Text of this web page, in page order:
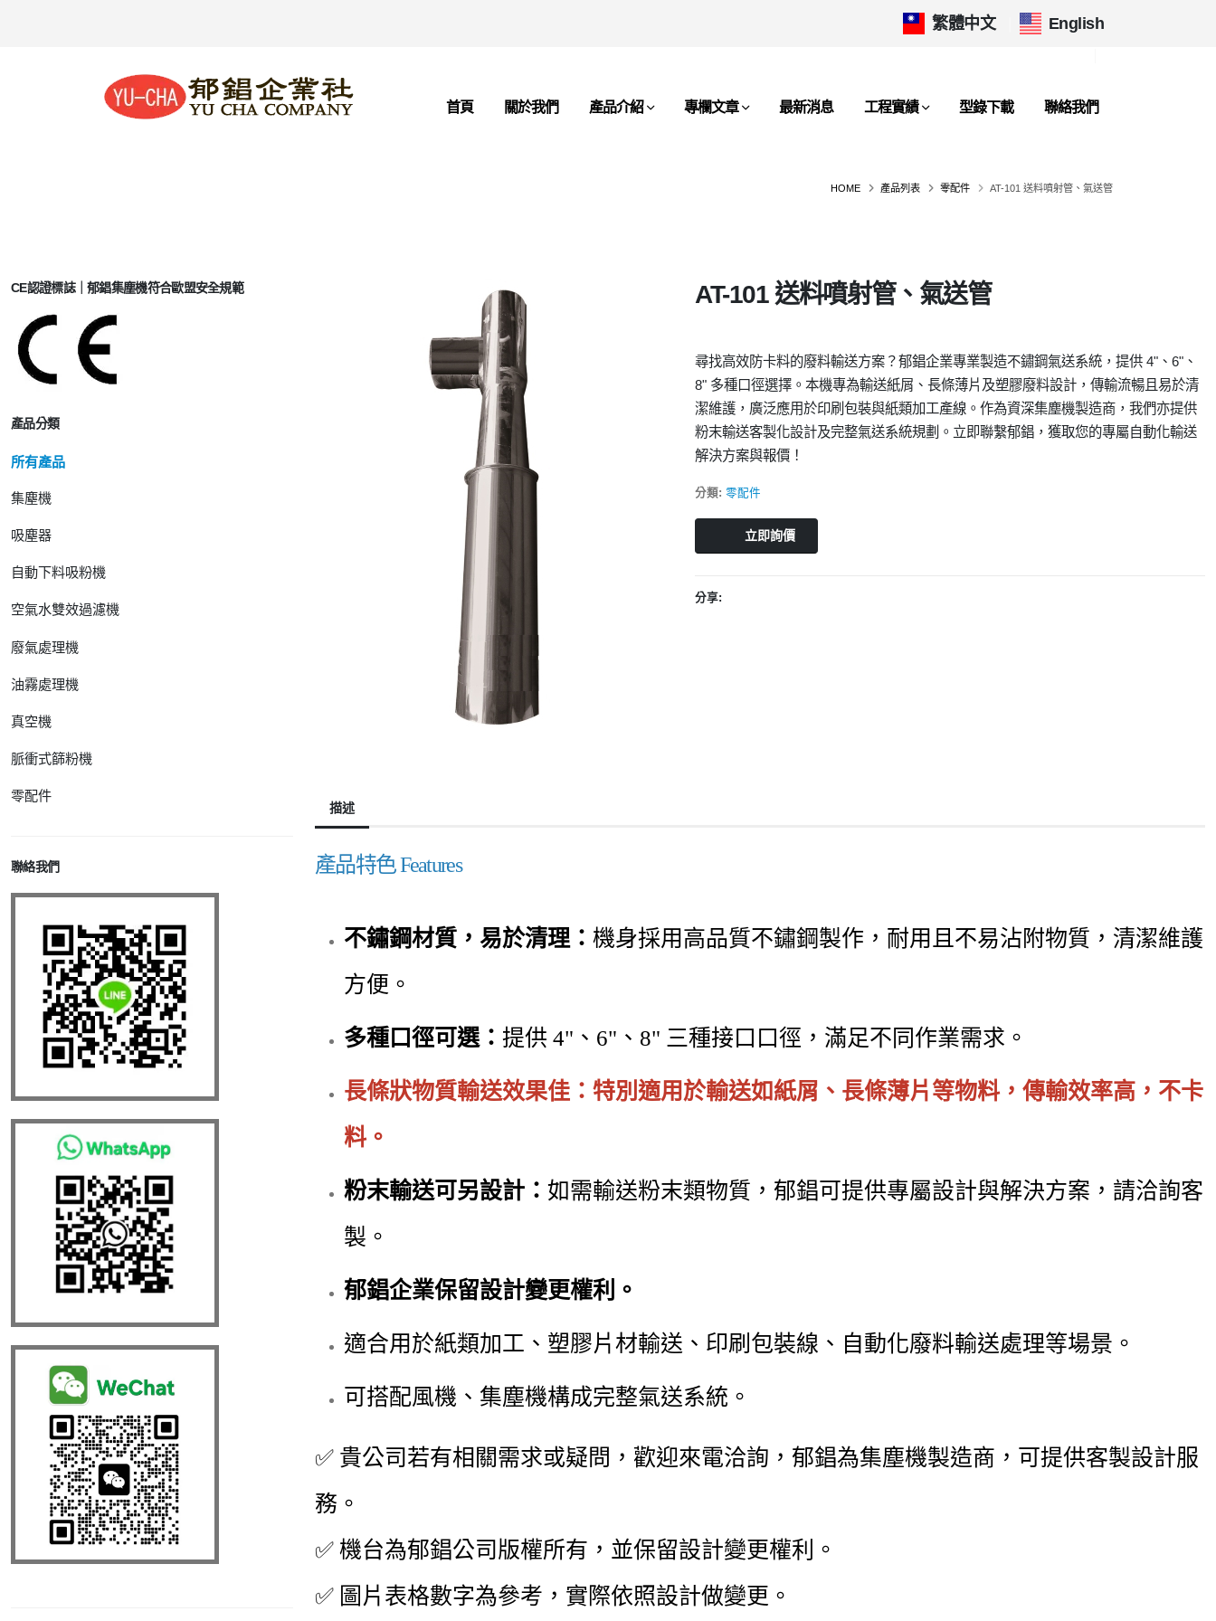
繁體中文 English
首頁 關於我們 產品介紹 專欄文章 最新消息 工程實績 型錄下載 聯絡我們
HOME 產品列表 零配件 AT-101 送料噴射管、氣送管
CE認證標誌｜郁錩集塵機符合歐盟安全規範
產品分類
所有產品
集塵機
吸塵器
自動下料吸粉機
空氣水雙效過濾機
廢氣處理機
油霧處理機
真空機
脈衝式篩粉機
零配件
聯絡我們
AT-101 送料噴射管、氣送管
尋找高效防卡料的廢料輸送方案？郁錩企業專業製造不鏽鋼氣送系統，提供 4"、6"、
8" 多種口徑選擇。本機專為輸送紙屑、長條薄片及塑膠廢料設計，傳輸流暢且易於清
潔維護，廣泛應用於印刷包裝與紙類加工產線。作為資深集塵機製造商，我們亦提供
粉末輸送客製化設計及完整氣送系統規劃。立即聯繫郁錩，獲取您的專屬自動化輸送
解決方案與報價！
分類: 零配件
立即詢價
分享:
描述
產品特色 Features
不鏽鋼材質，易於清理： 機身採用高品質不鏽鋼製作，耐用且不易沾附物質，清潔維護
方便。
多種口徑可選： 提供 4"、6"、8" 三種接口口徑，滿足不同作業需求。
長條狀物質輸送效果佳： 特別適用於輸送如紙屑、長條薄片等物料，傳輸效率高，不卡
料。
粉末輸送可另設計： 如需輸送粉末類物質，郁錩可提供專屬設計與解決方案，請洽詢客
製。
郁錩企業保留設計變更權利。
適合用於紙類加工、塑膠片材輸送、印刷包裝線、自動化廢料輸送處理等場景。
可搭配風機、集塵機構成完整氣送系統。
✅ 貴公司若有相關需求或疑問，歡迎來電洽詢，郁錩為集塵機製造商，可提供客製設計服
務。
✅ 機台為郁錩公司版權所有，並保留設計變更權利。
✅ 圖片表格數字為參考，實際依照設計做變更。